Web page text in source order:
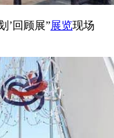
’回顾展”展览现场